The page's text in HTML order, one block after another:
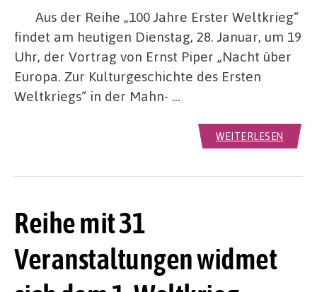
Aus der Reihe „100 Jahre Erster Weltkrieg“
findet am heutigen Dienstag, 28. Januar, um 19
Uhr, der Vortrag von Ernst Piper „Nacht über
Europa. Zur Kulturgeschichte des Ersten
Weltkriegs“ in der Mahn- …
WEITERLESEN
Reihe mit 31
Veranstaltungen widmet